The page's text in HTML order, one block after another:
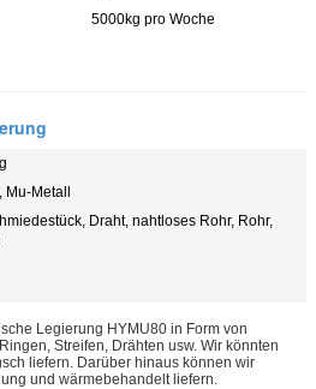
5000kg pro Woche
Mu-Metall
Draht, nahtloses Rohr, Rohr,
Legierung HYMU80 in Form von
Streifen, Drähten usw. Wir könnten
liefern. Darüber hinaus können wir
und wärmebehandelt liefern.